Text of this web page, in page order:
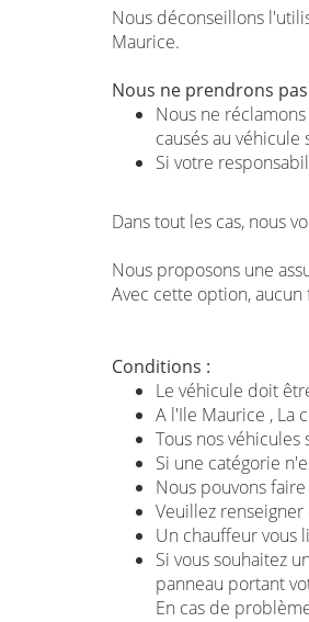
Nous déconseillons
Maurice.
Nous ne prendrons
Nous ne
causés au
Si votre
Dans tout les cas, nous
Nous proposons une
Avec cette option,
Conditions :
Le véhicule doit
A l'Ile Maurice , La
Tous nos véhicules
Si une catégorie
Nous pouvons
Veuillez
Un chauffeur vous
Si vous souhaitez
panneau portant
En cas de